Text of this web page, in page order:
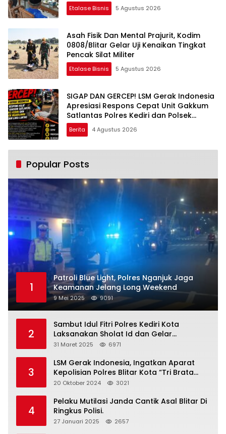
Etalase Bisnis 5 Agustus 2026
Asah Fisik Dan Mental Prajurit, Kodim
0808/Blitar Gelar Uji Kenaikan Tingkat
Pencak Silat Militer
Etalase Bisnis 5 Agustus 2026
SIGAP DAN GERCEP! LSM Gerak Indonesia
Apresiasi Respons Cepat Unit Gakkum
Satlantas Polres Kediri dan Polsek
Ngadiluwih dalam Penanganan
Kecelakaan Lalu Lintas
Berita 4 Agustus 2026
Popular Posts
1
Patroli Blue Light, Polres Nganjuk Jaga
Keamanan Jelang Long Weekend
9 Mei 2025 9091
2
Sambut Idul Fitri Polres Kediri Kota
Laksanakan Sholat Id dan Gelar
Halalbihalal
31 Maret 2025 6971
3
LSM Gerak Indonesia, Ingatkan Aparat
Kepolisian Polres Blitar Kota “Tri Brata
Polri” Harus Diamalkan
20 Oktober 2024 3021
4
Pelaku Mutilasi Janda Cantik Asal Blitar Di
Ringkus Polisi.
27 Januari 2025 2657